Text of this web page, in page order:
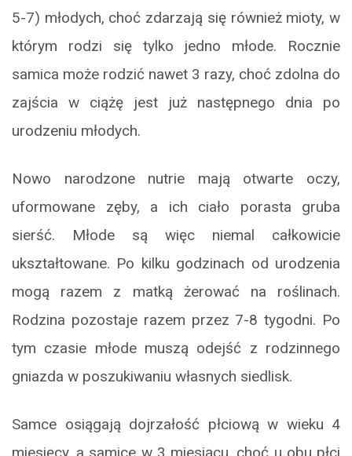
5-7) młodych, choć zdarzają się również mioty, w
którym rodzi się tylko jedno młode. Rocznie
samica może rodzić nawet 3 razy, choć zdolna do
zajścia w ciążę jest już następnego dnia po
urodzeniu młodych.
Nowo narodzone nutrie mają otwarte oczy,
uformowane zęby, a ich ciało porasta gruba
sierść. Młode są więc niemal całkowicie
ukształtowane. Po kilku godzinach od urodzenia
mogą razem z matką żerować na roślinach.
Rodzina pozostaje razem przez 7-8 tygodni. Po
tym czasie młode muszą odejść z rodzinnego
gniazda w poszukiwaniu własnych siedlisk.
Samce osiągają dojrzałość płciową w wieku 4